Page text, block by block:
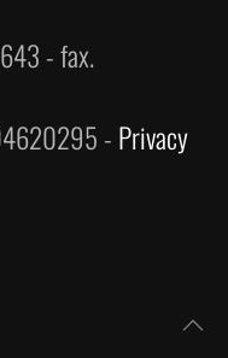
- fax.
- Privacy